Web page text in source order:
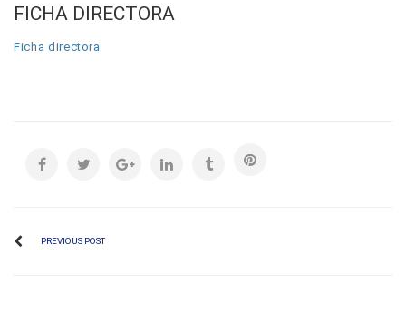
FICHA DIRECTORA
Ficha directora
PREVIOUS POST